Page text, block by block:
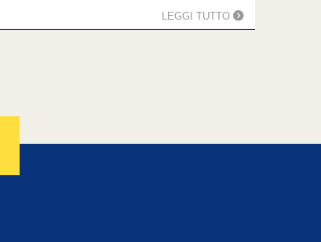
LEGGI TUTTO